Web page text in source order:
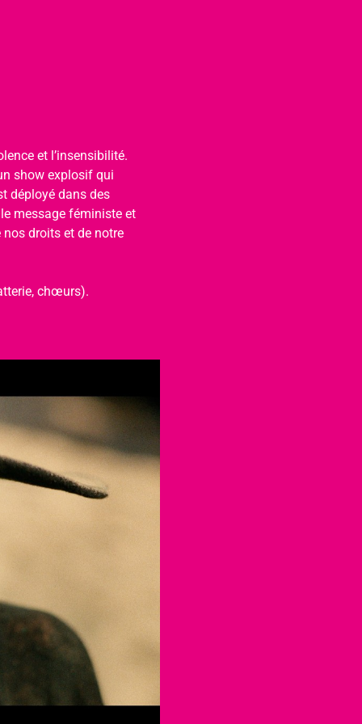
et l’insensibilité.
show explosif qui
déployé dans des
message féministe et
droits et de notre
chœurs).